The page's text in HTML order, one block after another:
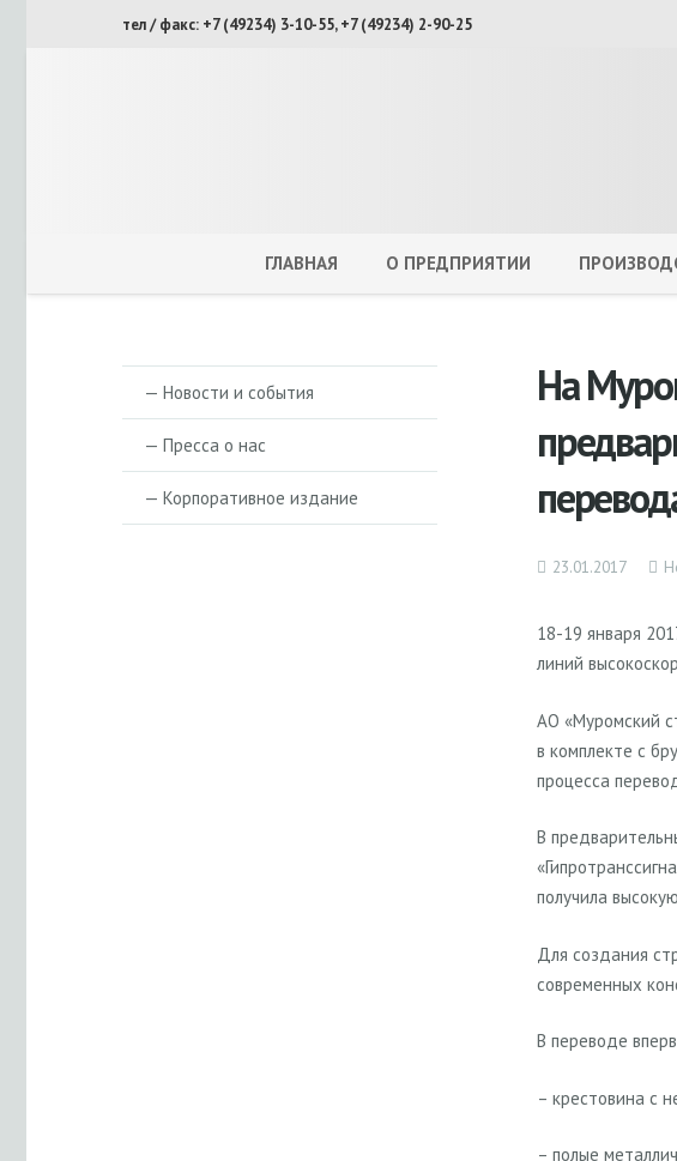
тел / факс: +7 (49234) 3-10-55, +7 (49234) 2-90-25
ГЛАВНАЯ О ПРЕДПРИЯТИИ
На
23.01.2017
18-19 января
линий
АО «Муромский
в комплекте с
процесса
В
получила
Для создания
современных
В переводе
– крестовина с
– полые
— Новости и события
— Пресса о нас
— Корпоративное издание